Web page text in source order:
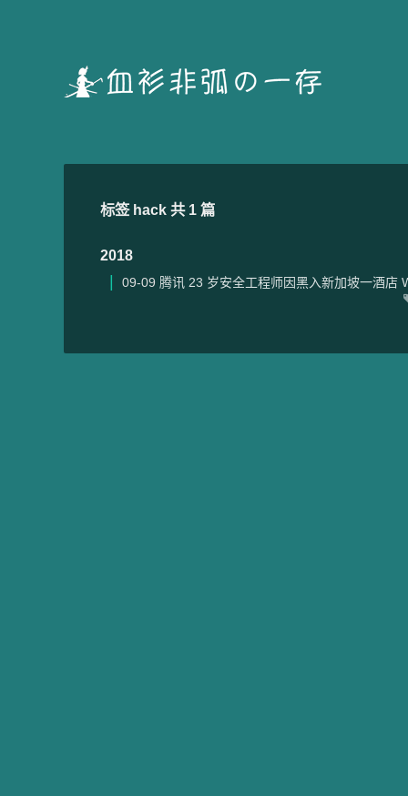
标签 hack 共 1 篇
2018
09-09 腾讯 23 岁安全工程师因黑入新加坡一酒店